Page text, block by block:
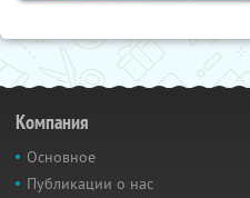
Компания
Основное
Публикации о нас